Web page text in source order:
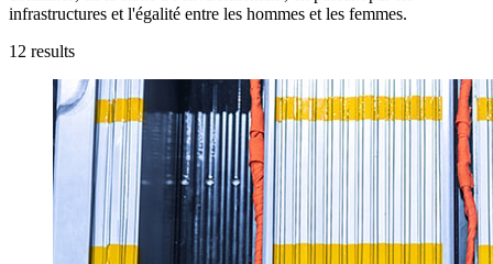
infrastructures et l'égalité entre les hommes et les femmes.
12 results